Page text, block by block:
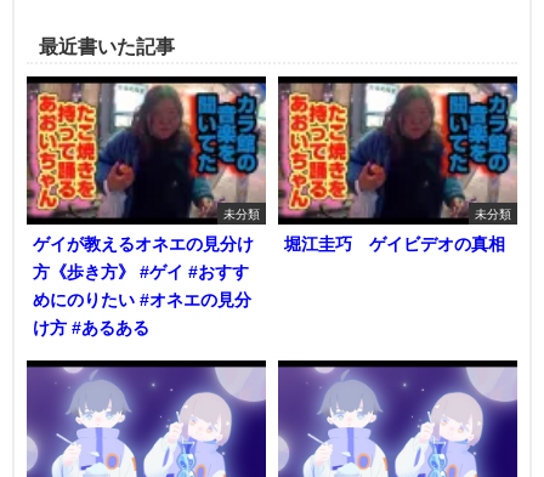
最近書いた記事
未分類
ゲイが教えるオネエの見分け
方《歩き方》 #ゲイ #おすす
めにのりたい #オネエの見分
け方 #あるある
未分類
堀江圭巧 ゲイビデオの真相